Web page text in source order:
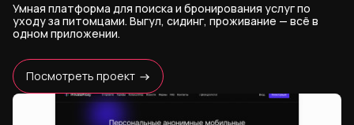
Умная платформа для поиска и бронирования услуг по
уходу за питомцами. Выгул, сидинг, проживание — всё в
одном приложении.
Посмотреть проект